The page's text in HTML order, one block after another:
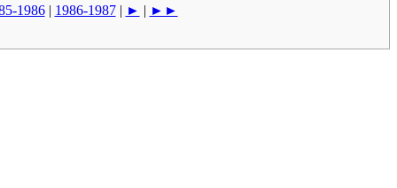
1986| 1986-1987| ► | ►►